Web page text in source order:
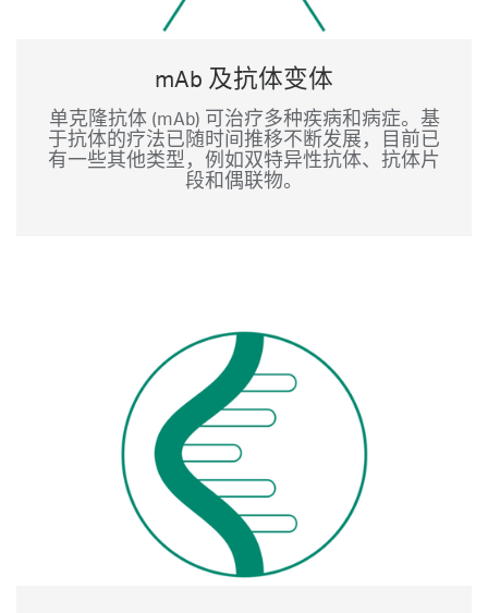
mAb 及抗体变体
单克隆抗体 (mAb) 可治疗多种疾病和病症。基
于抗体的疗法已随时间推移不断发展，目前已
有一些其他类型，例如双特异性抗体、抗体片
段和偶联物。